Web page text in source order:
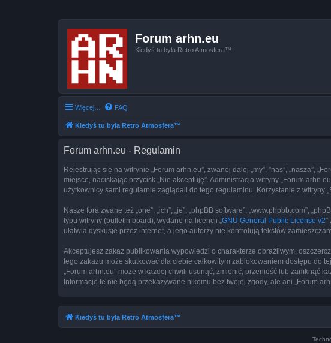
Forum arhn.eu
Kiedyś tu była Retro Atmosfera™
Więcej… FAQ
Kiedyś tu była Retro Atmosfera™
Forum arhn.eu - Regulamin
Rejestrując się na witrynie „Forum arhn.eu”, zwanej dalej „my”, ”nas”, „nasza”,
miejsce, naciskając przycisk „Nie akceptuję”. Administracja witryny „Forum
użytkownicy sami regularnie zaglądali do tego regulaminu. Korzystanie z witryny
Nasze fora zwane też „one”, „ich”, „je”, „phpBB software”, „www.phpbb.com”,
typu witryny (bulletin board), wydane na licencji „GNU General Public License v2”
ułatwia dyskusje przez internet, a jego autorzy nie kontrolują tekstów
Akceptujesz zakaz publikowania wypowiedzi o charakterze obraźliwym,
tego zakazu może skutkować dla ciebie całkowitym zablokowaniem dostępu do
„Forum arhn.eu” może w każdej chwili usunąć, zmienić, przenieść lub zamknąć
Informacje te nie będą przekazywane nikomu bez twojej zgody, ale ani „Forum
Kiedyś tu była Retro Atmosfera™